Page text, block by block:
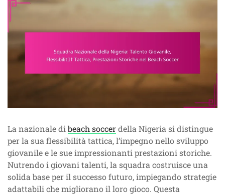
La nazionale dibeach soccerdella Nigeria si distingue
per la sua flessibilità tattica, l’impegno nello sviluppo
giovanile e le sue impressionanti prestazioni storiche.
Nutrendo i giovani talenti, la squadra costruisce una
solida base per il successo futuro, impiegando strategie
adattabili che migliorano il loro gioco. Questa